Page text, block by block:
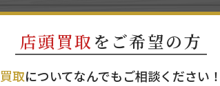
店頭買取をご希望の方
買取についてなんでもご相談ください！